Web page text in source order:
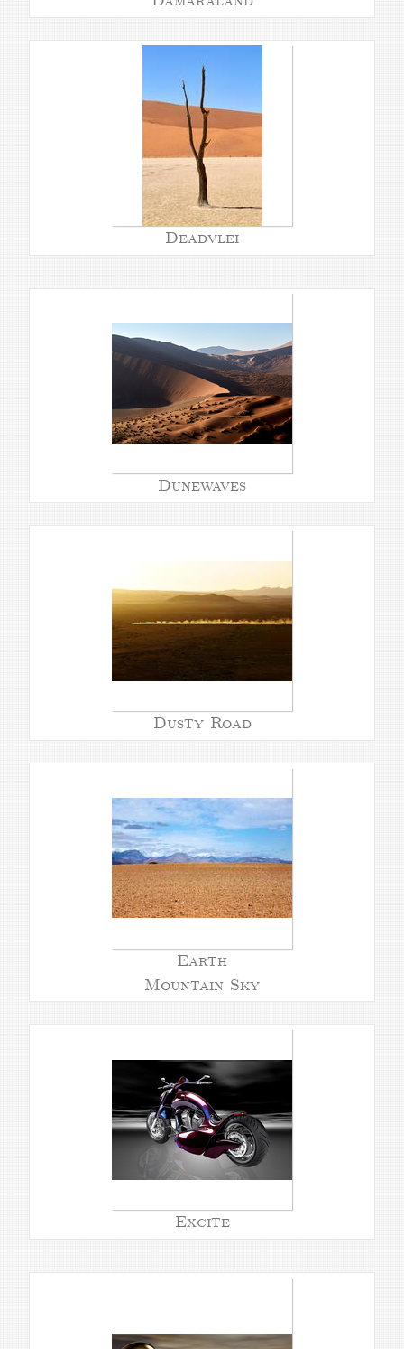
Deadvlei
Dunewaves
Dusty Road
Earth
Mountain Sky
Excite